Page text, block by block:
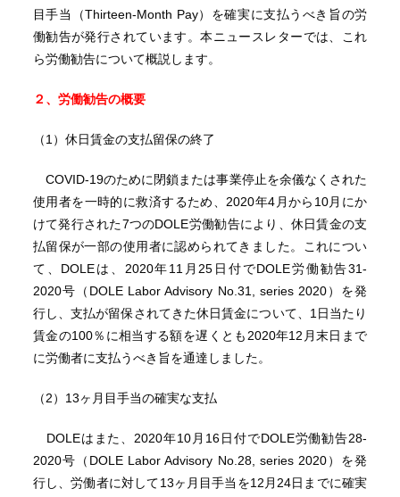
目手当（Thirteen-Month Pay）を確実に支払うべき旨の労
働勧告が発行されています。本ニュースレターでは、これ
ら労働勧告について概説します。
２、労働勧告の概要
（1）休日賃金の支払留保の終了
COVID-19のために閉鎖または事業停止を余儀なくされた
使用者を一時的に救済するため、2020年4月から10月にか
けて発行された7つのDOLE労働勧告により、休日賃金の支
払留保が一部の使用者に認められてきました。これについ
て、DOLEは、2020年11月25日付でDOLE労働勧告31-
2020号（DOLE Labor Advisory No.31, series 2020）を発
行し、支払が留保されてきた休日賃金について、1日当たり
賃金の100％に相当する額を遅くとも2020年12月末日まで
に労働者に支払うべき旨を通達しました。
（2）13ヶ月目手当の確実な支払
DOLEはまた、2020年10月16日付でDOLE労働勧告28-
2020号（DOLE Labor Advisory No.28, series 2020）を発
行し、労働者に対して13ヶ月目手当を12月24日までに確実